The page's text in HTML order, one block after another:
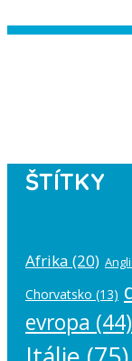
ŠTÍTKY
Afrika (20)
Chorvatsko (13)
evropa (44)